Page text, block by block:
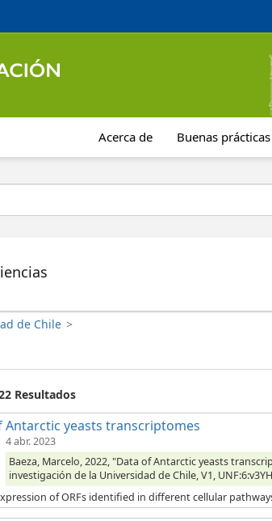
Acerca de Buenas prácticas
de Chile >
Resultados
Antarctic yeasts transcriptomes
4 abr. 2023
Baeza, Marcelo, 2022, "Data of Antarctic yeasts
investigación de la Universidad de Chile, V1,
of ORFs identified in different cellular